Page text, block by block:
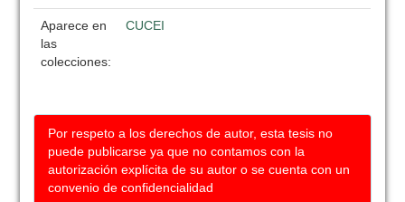
Aparece en
las
colecciones:
CUCEI
Por respeto a los derechos de autor, esta tesis no
puede publicarse ya que no contamos con la
autorización explícita de su autor o se cuenta con un
convenio de confidencialidad